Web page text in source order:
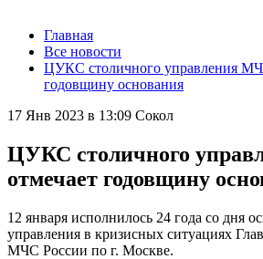
Главная
Все новости
ЦУКС столичного управления
годовщину основания
17 Янв 2023 в 13:09 Сокол
ЦУКС столичного
отмечает годовщину
12 января исполнилось 24 года со дня
управления в кризисных ситуациях
МЧС России по г. Москве.